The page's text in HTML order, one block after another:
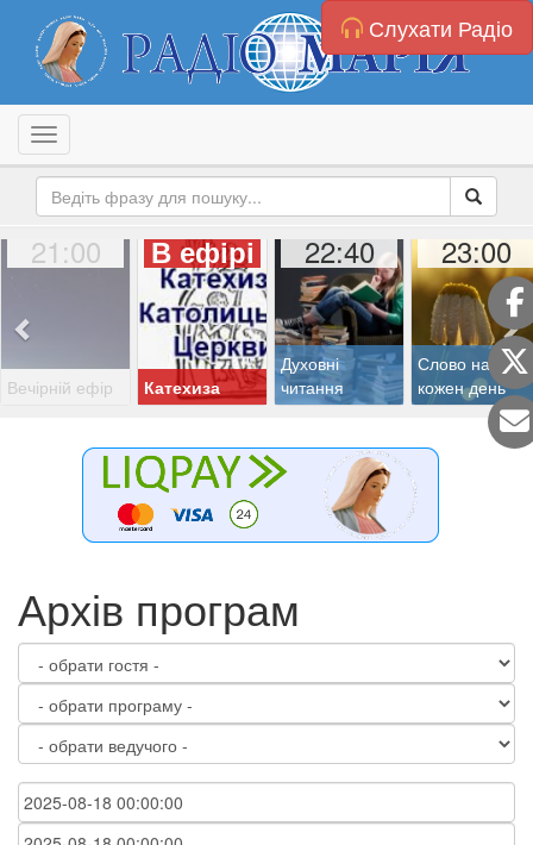
Слухати Радіо
Toggle navigation
21:00
Вечірній ефір
В ефірі
Катехиза
22:40
Духовні
читання
23:00
Слово на
кожен день
Архів програм